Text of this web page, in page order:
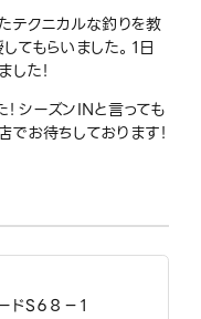
テクニカルな釣りを教
てもらいました。１日
た！
シーズンINと言っても
お待ちしております！
ドS６８－１